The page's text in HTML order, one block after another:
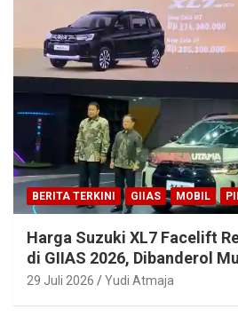
BERITA TERKINI GIIAS MOBIL
Harga Suzuki XL7 Facelift
di GIIAS 2026, Dibanderol
29 Juli 2026 Yudi Atmaja